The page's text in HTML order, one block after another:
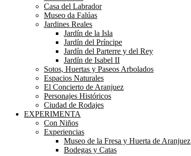
Casa del Labrador
Museo da Falúas
Jardines Reales
Jardín de la Isla
Jardín del Príncipe
Jardín del Parterre y del Rey
Jardín de Isabel II
Sotos, Huertas y Paseos Arbolados
Espacios Naturales
El Concierto de Aranjuez
Personajes Históricos
Ciudad de Rodajes
EXPERIMENTA
Con Niños
Experiencias
Museo de la Fresa y Huerta de Aranjuez
Bodegas y Catas